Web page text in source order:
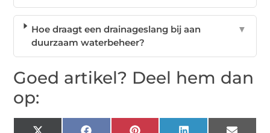
Hoe draagt een drainageslang bij aan
duurzaam waterbeheer?
▼
Goed artikel? Deel hem dan
op: